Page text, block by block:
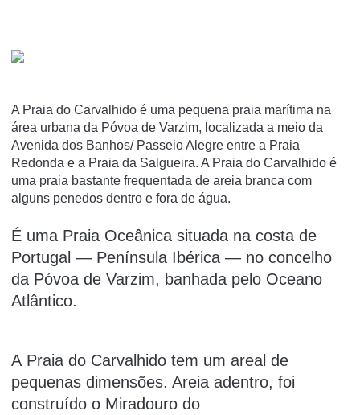
A Praia do Carvalhido é uma pequena praia marí­tima na
área urbana da Póvoa de Varzim, localizada a meio da
Avenida dos Banhos/ Passeio Alegre entre a Praia
Redonda e a Praia da Salgueira. A Praia do Carvalhido é
uma praia bastante frequentada de areia branca com
alguns penedos dentro e fora de água.
É uma Praia Oceânica situada na costa de
Portugal — Península Ibérica — no concelho
da Póvoa de Varzim, banhada pelo Oceano
Atlântico.
A Praia do Carvalhido tem um areal de
pequenas dimensões. Areia adentro, foi
construído o Miradouro do